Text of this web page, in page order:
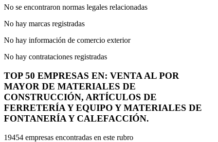
No se encontraron normas legales relacionadas
No hay marcas registradas
No hay información de comercio exterior
No hay contrataciones registradas
TOP 50 EMPRESAS EN: VENTA AL POR
MAYOR DE MATERIALES DE
CONSTRUCCIÓN, ARTÍCULOS DE
FERRETERÍA Y EQUIPO Y MATERIALES DE
FONTANERÍA Y CALEFACCIÓN.
19454 empresas encontradas en este rubro